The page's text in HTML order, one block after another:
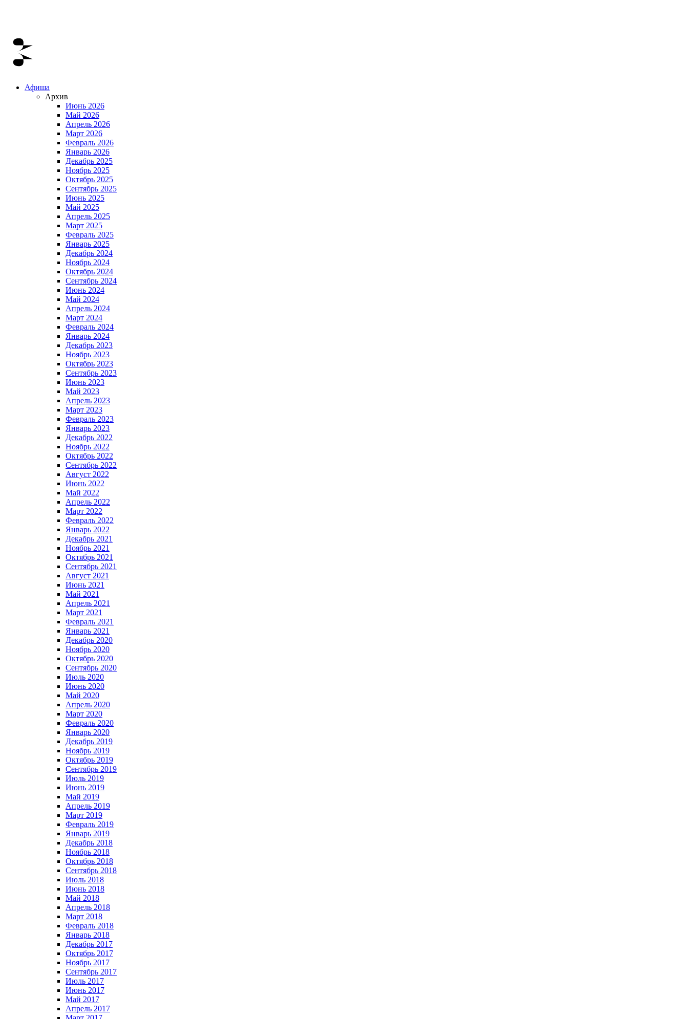
Афиша
Архив
Июнь 2026
Май 2026
Апрель 2026
Март 2026
Февраль 2026
Январь 2026
Декабрь 2025
Ноябрь 2025
Октябрь 2025
Сентябрь 2025
Июнь 2025
Май 2025
Апрель 2025
Март 2025
Февраль 2025
Январь 2025
Декабрь 2024
Ноябрь 2024
Октябрь 2024
Сентябрь 2024
Июнь 2024
Май 2024
Апрель 2024
Март 2024
Февраль 2024
Январь 2024
Декабрь 2023
Ноябрь 2023
Октябрь 2023
Сентябрь 2023
Июнь 2023
Май 2023
Апрель 2023
Март 2023
Февраль 2023
Январь 2023
Декабрь 2022
Ноябрь 2022
Октябрь 2022
Сентябрь 2022
Август 2022
Июнь 2022
Май 2022
Апрель 2022
Март 2022
Февраль 2022
Январь 2022
Декабрь 2021
Ноябрь 2021
Октябрь 2021
Сентябрь 2021
Август 2021
Июнь 2021
Май 2021
Апрель 2021
Март 2021
Февраль 2021
Январь 2021
Декабрь 2020
Ноябрь 2020
Октябрь 2020
Сентябрь 2020
Июль 2020
Июнь 2020
Май 2020
Апрель 2020
Март 2020
Февраль 2020
Январь 2020
Декабрь 2019
Ноябрь 2019
Октябрь 2019
Сентябрь 2019
Июль 2019
Июнь 2019
Май 2019
Апрель 2019
Март 2019
Февраль 2019
Январь 2019
Декабрь 2018
Ноябрь 2018
Октябрь 2018
Сентябрь 2018
Июль 2018
Июнь 2018
Май 2018
Апрель 2018
Март 2018
Февраль 2018
Январь 2018
Декабрь 2017
Октябрь 2017
Ноябрь 2017
Сентябрь 2017
Июль 2017
Июнь 2017
Май 2017
Апрель 2017